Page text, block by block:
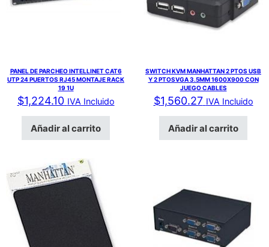
PANEL DE PARCHEO INTELLINET CAT6
UTP 24 PUERTOS RJ45 MONTAJE RACK
19 1U
$1,224.10 IVA Incluido
Añadir al carrito
SWITCH KVM MANHATTAN 2 PTOS USB
Y 2 PTOSVGA 3.5MM 1600X900 CON
JUEGO CABLES
$1,560.27 IVA Incluido
Añadir al carrito